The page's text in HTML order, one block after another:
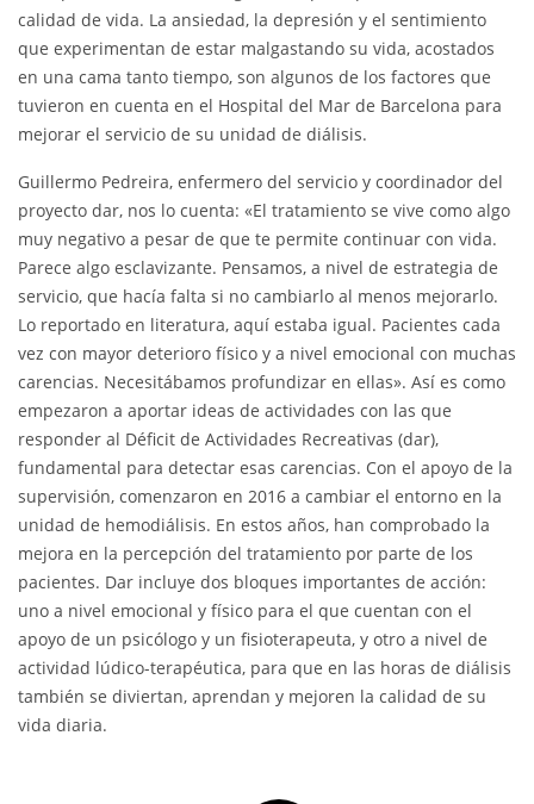
calidad de vida. La ansiedad, la depresión y el sentimiento
que experimentan de estar malgastando su vida, acostados
en una cama tanto tiempo, son algunos de los factores que
tuvieron en cuenta en el Hospital del Mar de Barcelona para
mejorar el servicio de su unidad de diálisis.
Guillermo Pedreira, enfermero del servicio y coordinador del
proyecto dar, nos lo cuenta: «El tratamiento se vive como algo
muy negativo a pesar de que te permite continuar con vida.
Parece algo esclavizante. Pensamos, a nivel de estrategia de
servicio, que hacía falta si no cambiarlo al menos mejorarlo.
Lo reportado en literatura, aquí estaba igual. Pacientes cada
vez con mayor deterioro físico y a nivel emocional con muchas
carencias. Necesitábamos profundizar en ellas». Así es como
empezaron a aportar ideas de actividades con las que
responder al Déficit de Actividades Recreativas (dar),
fundamental para detectar esas carencias. Con el apoyo de la
supervisión, comenzaron en 2016 a cambiar el entorno en la
unidad de hemodiálisis. En estos años, han comprobado la
mejora en la percepción del tratamiento por parte de los
pacientes. Dar incluye dos bloques importantes de acción:
uno a nivel emocional y físico para el que cuentan con el
apoyo de un psicólogo y un fisioterapeuta, y otro a nivel de
actividad lúdico-terapéutica, para que en las horas de diálisis
también se diviertan, aprendan y mejoren la calidad de su
vida diaria.